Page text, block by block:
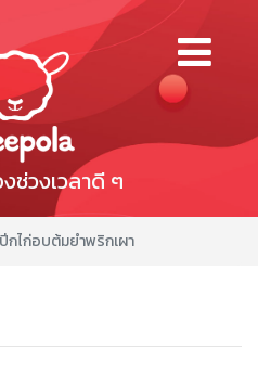
ช่วงเวลาดี ๆ
ปีกไก่อบต้มยำพริกเผา